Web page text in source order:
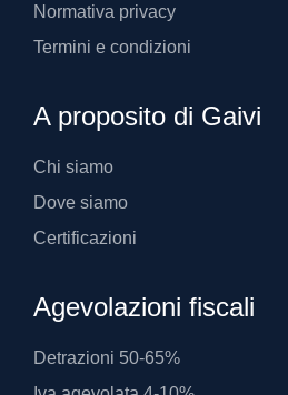
Normativa privacy
Termini e condizioni
A proposito di Gaivi
Chi siamo
Dove siamo
Certificazioni
Agevolazioni fiscali
Detrazioni 50-65%